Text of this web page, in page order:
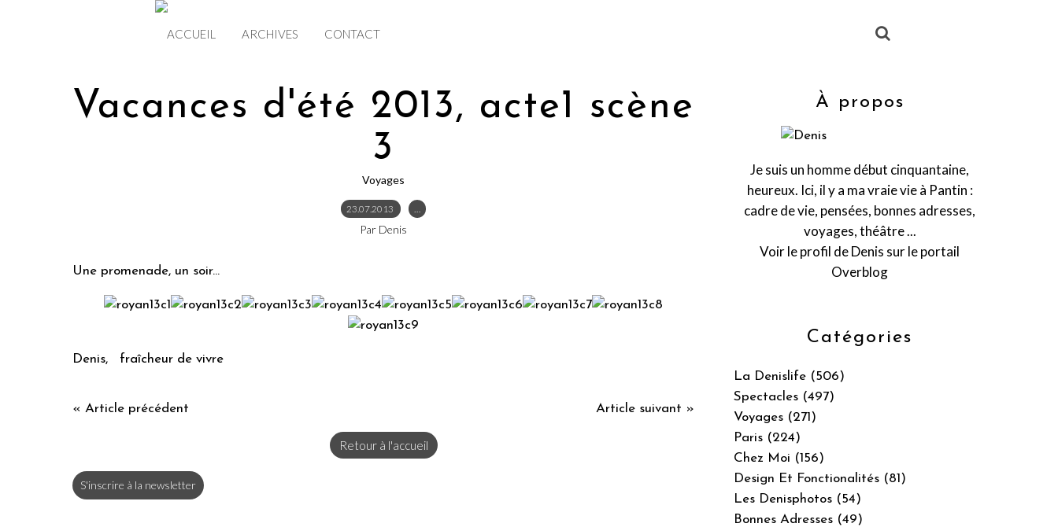
ACCUEIL ARCHIVES CONTACT
Vacances d'été 2013, acte1 scène
3
Voyages
23.07.2013 …
Par Denis
Une promenade, un soir...
Denis, fraîcheur de vivre
« Article précédent Article suivant »
Retour à l'accueil
S'inscrire à la newsletter
Catégories
La Denislife (506)
Spectacles (497)
Voyages (271)
Paris (224)
Chez Moi (156)
Design Et Fonctionalités (81)
Les Denisphotos (54)
Bonnes Adresses (49)
À propos
Je suis un homme début cinquantaine,
heureux. Ici, il y a ma vraie vie à Pantin :
cadre de vie, pensées, bonnes adresses,
voyages, théâtre ...
Voir le profil deDenis sur le portail
Overblog